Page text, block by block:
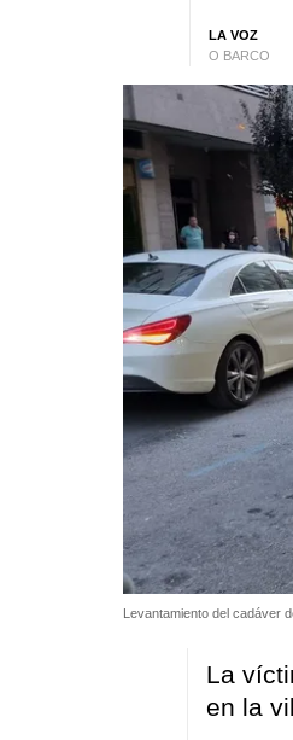
LA VOZ
O BARCO
Levantamiento del cadáver
La
en la